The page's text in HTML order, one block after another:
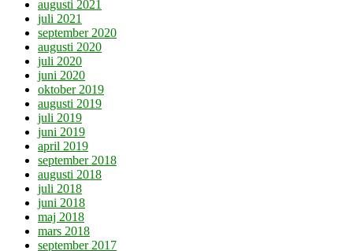
augusti 2021
juli 2021
september 2020
augusti 2020
juli 2020
juni 2020
oktober 2019
augusti 2019
juli 2019
juni 2019
april 2019
september 2018
augusti 2018
juli 2018
juni 2018
maj 2018
mars 2018
september 2017